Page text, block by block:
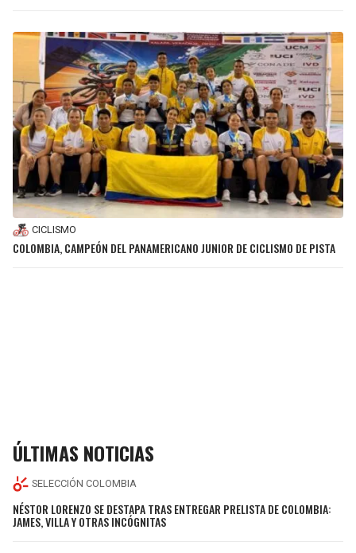
CICLISMO
COLOMBIA, CAMPEÓN DEL PANAMERICANO JUNIOR DE CICLISMO DE PISTA
ÚLTIMAS NOTICIAS
SELECCIÓN COLOMBIA
NÉSTOR LORENZO SE DESTAPA TRAS ENTREGAR PRELISTA DE COLOMBIA:
JAMES, VILLA Y OTRAS INCÓGNITAS